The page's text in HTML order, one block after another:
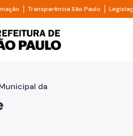
principalDivisor de acesso à informação
Transparência São Paulo Divisor
de São
da